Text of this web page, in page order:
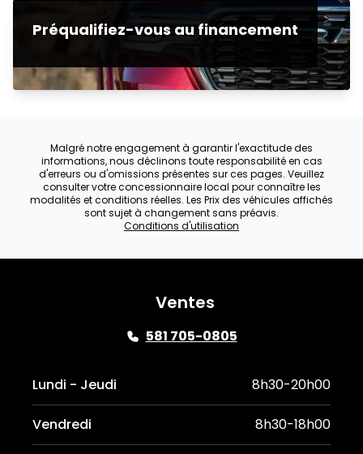
Préqualifiez-vous au financement
Malgré notre engagement à garantir l'exactitude des
informations, nous déclinons toute responsabilité en cas
d'erreurs ou d'omissions présentes sur ces pages. Veuillez
consulter votre concessionnaire local pour connaître les
modalités et conditions réelles. Les Prix des véhicules affichés
sont sujet à changement sans préavis.
Conditions d'utilisation
Ventes
581 705-0805
Lundi - Jeudi 8h30-20h00
Vendredi 8h30-18h00